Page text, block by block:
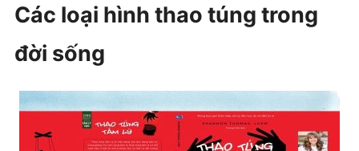
Các loại hình thao túng trong
đời sống